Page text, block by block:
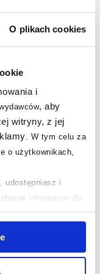
O plikach cookies
i
, aby
witryny, z jej
. W tym celu za
o użytkownikach,
udostępniasz i
informacje dla
partnerzy reklamowi.
mogą mieć wpływ
do potrzeb